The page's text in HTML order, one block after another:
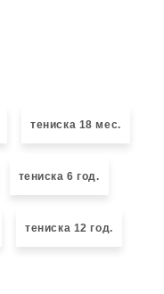
тениска 18 мес.
тениска 6 год.
тениска 12 год.